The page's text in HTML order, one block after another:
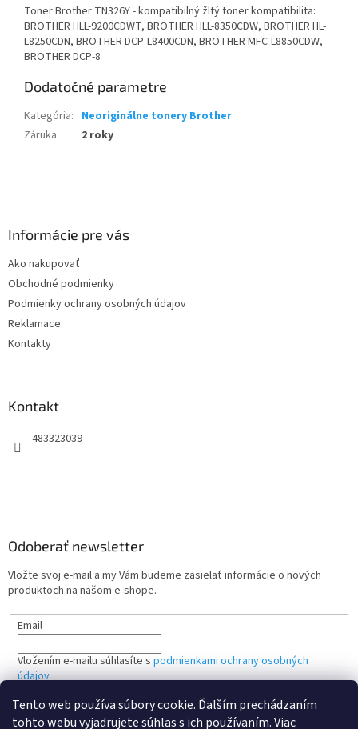
Tento web používa súbory cookie. Ďalším prechádzaním
tohto webu vyjadrujete súhlas s ich používaním. Viac
Toner Brother TN326Y - kompatibilný žltý toner kompatibilita:
BROTHER HLL-9200CDWT, BROTHER HLL-8350CDW, BROTHER HL-
L8250CDN, BROTHER DCP-L8400CDN, BROTHER MFC-L8850CDW,
BROTHER DCP-8
Dodatočné parametre
Kategória: Neoriginálne tonery Brother
Záruka: 2 roky
Informácie pre vás
Ako nakupovať
Obchodné podmienky
Podmienky ochrany osobných údajov
Reklamace
Kontakty
Kontakt
483323039
Odoberať newsletter
Vložte svoj e-mail a my Vám budeme zasielať informácie o nových
produktoch na našom e-shope.
Email
Vložením e-mailu súhlasíte s podmienkami ochrany osobných
údajov
PRIHLÁSIŤ SA